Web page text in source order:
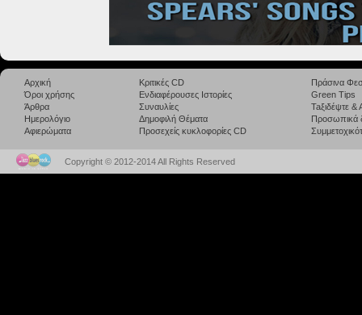
Αρχική
Όροι χρήσης
Άρθρα
Ημερολόγιο
Αφιερώματα
Κριτικές CD
Ενδιαφέρουσες Ιστορίες
Συναυλίες
Δημοφιλή Θέματα
Προσεχείς κυκλοφορίες CD
Πράσινα
Green Tips
Taξιδέψτε
Προσωπικά
Copyright © 2012-2014 All Rights Reserved